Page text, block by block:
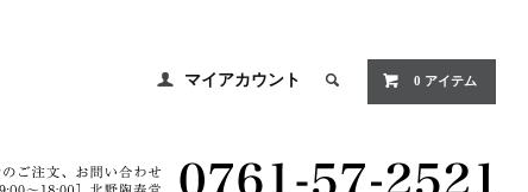
マイアカウント 0 アイテム